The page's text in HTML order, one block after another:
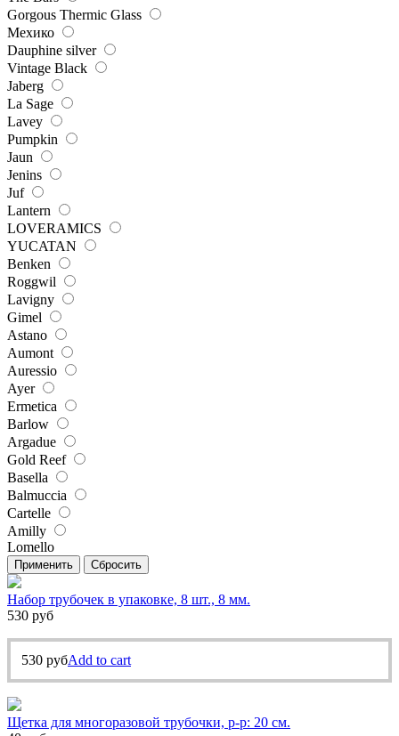
Gorgous Thermic Glass
Мехико
Dauphine silver
Vintage Black
Jaberg
La Sage
Lavey
Pumpkin
Jaun
Jenins
Juf
Lantern
LOVERAMICS
YUCATAN
Benken
Roggwil
Lavigny
Gimel
Astano
Aumont
Auressio
Ayer
Ermetica
Barlow
Argadue
Gold Reef
Basella
Balmuccia
Cartelle
Amilly
Lomello
Применить Сбросить
Набор трубочек в упаковке, 8 шт., 8 мм.
530 руб
530 рубAdd to cart
Щетка для многоразовой трубочки, р-р: 20 см.